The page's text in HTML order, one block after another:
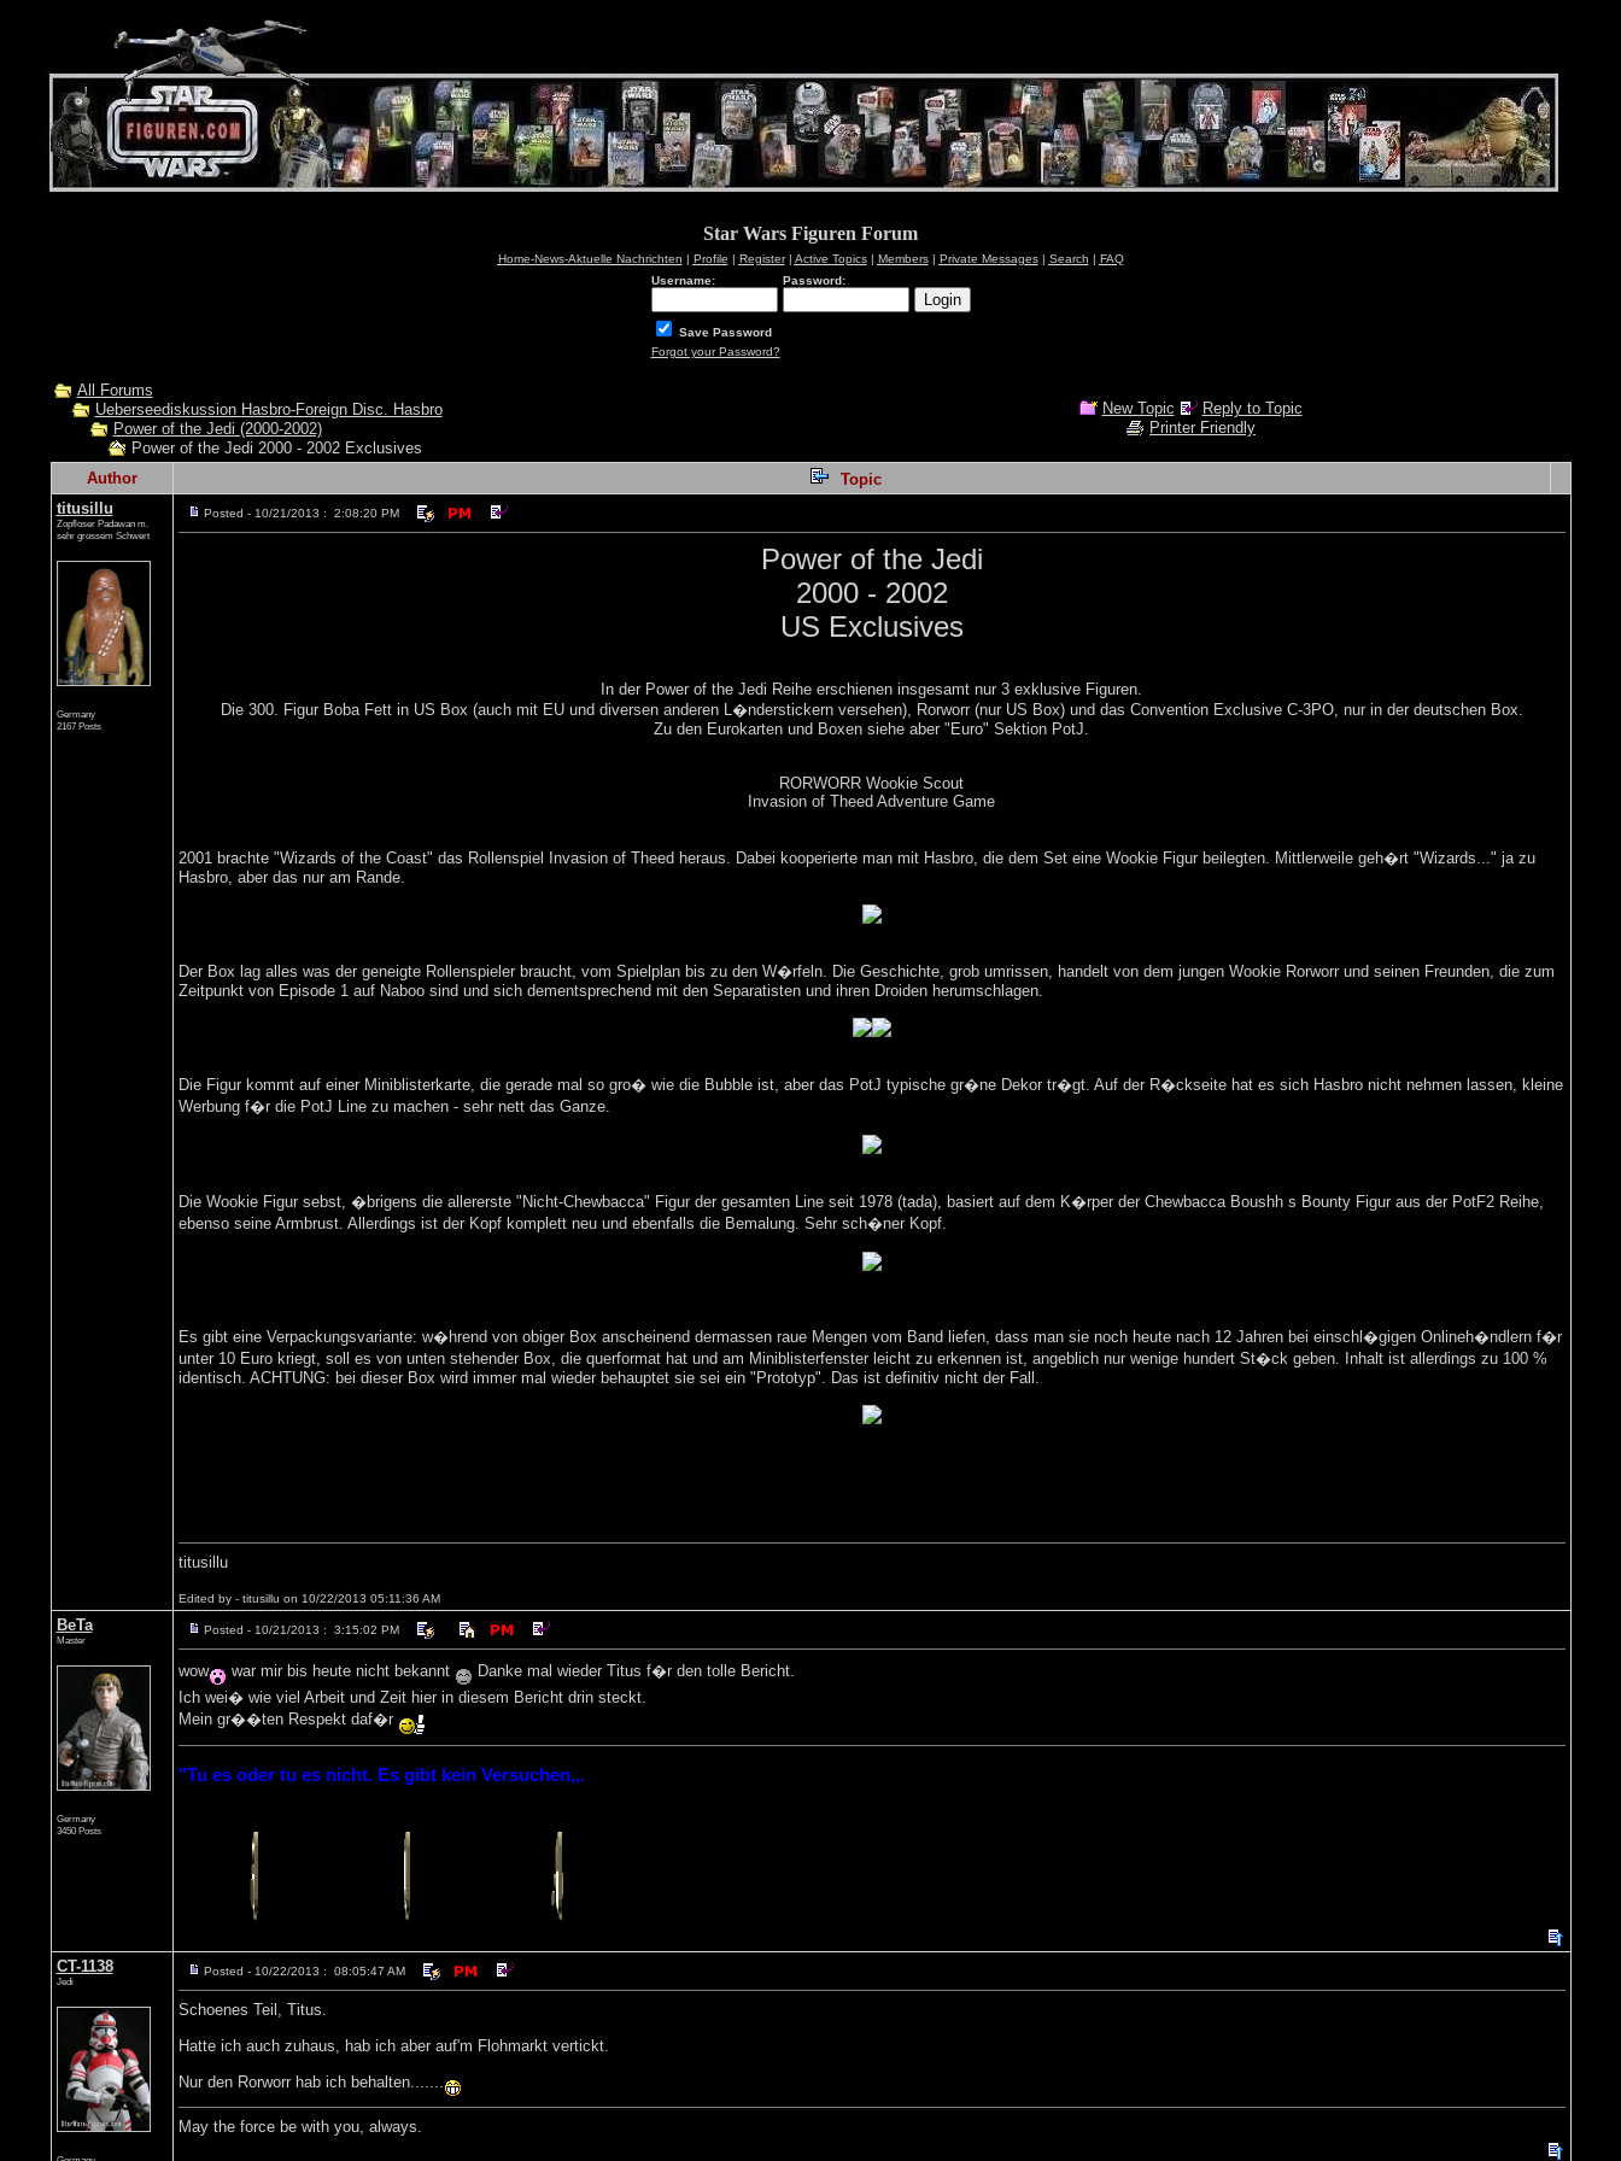
Star Wars Figuren Forum
Home-News-Aktuelle Nachrichten | Profile | Register| Active Topics| Members| Private Messages| Search | FAQ
Username:
Password:
Save Password
Forgot your Password?
All Forums
Ueberseediskussion Hasbro-Foreign Disc. Hasbro
Power of the Jedi (2000-2002)
Power of the Jedi 2000 - 2002 Exclusives
New Topic
Reply to Topic
Printer Friendly
Author
Topic
titusillu
Zopfloser Padawan m.
sehr grossem Schwert
Germany
2167 Posts
Posted - 10/21/2013 : 2:08:20 PM
Power of the Jedi
2000 - 2002
US Exclusives
In der Power of the Jedi Reihe erschienen insgesamt nur 3 exklusive Figuren.
Die 300. Figur Boba Fett in US Box (auch mit EU und diversen anderen L�nderstickern versehen), Rorworr (nur US Box) und das Convention Exclusive C-3PO, nur in der deutschen Box.
Zu den Eurokarten und Boxen siehe aber "Euro" Sektion PotJ.
RORWORR Wookie Scout
Invasion of Theed Adventure Game
2001 brachte "Wizards of the Coast" das Rollenspiel Invasion of Theed heraus. Dabei kooperierte man mit Hasbro, die dem Set eine Wookie Figur beilegten. Mittlerweile geh�rt "Wizards..." ja zu
Hasbro, aber das nur am Rande.
Der Box lag alles was der geneigte Rollenspieler braucht, vom Spielplan bis zu den W�rfeln. Die Geschichte, grob umrissen, handelt von dem jungen Wookie Rorworr und seinen Freunden, die zum
Zeitpunkt von Episode 1 auf Naboo sind und sich dementsprechend mit den Separatisten und ihren Droiden herumschlagen.
Die Figur kommt auf einer Miniblisterkarte, die gerade mal so gro� wie die Bubble ist, aber das PotJ typische gr�ne Dekor tr�gt. Auf der R�ckseite hat es sich Hasbro nicht nehmen lassen, kleine
Werbung f�r die PotJ Line zu machen - sehr nett das Ganze.
Die Wookie Figur sebst, �brigens die allererste "Nicht-Chewbacca" Figur der gesamten Line seit 1978 (tada), basiert auf dem K�rper der Chewbacca Boushh s Bounty Figur aus der PotF2 Reihe,
ebenso seine Armbrust. Allerdings ist der Kopf komplett neu und ebenfalls die Bemalung. Sehr sch�ner Kopf.
Es gibt eine Verpackungsvariante: w�hrend von obiger Box anscheinend dermassen raue Mengen vom Band liefen, dass man sie noch heute nach 12 Jahren bei einschl�gigen Onlineh�ndlern f�r
unter 10 Euro kriegt, soll es von unten stehender Box, die querformat hat und am Miniblisterfenster leicht zu erkennen ist, angeblich nur wenige hundert St�ck geben. Inhalt ist allerdings zu 100 %
identisch. ACHTUNG: bei dieser Box wird immer mal wieder behauptet sie sei ein "Prototyp". Das ist definitiv nicht der Fall.
titusillu
Edited by - titusillu on 10/22/2013 05:11:36 AM
BeTa
Master
Germany
3450 Posts
Posted - 10/21/2013 : 3:15:02 PM
wow war mir bis heute nicht bekannt
Danke mal wieder Titus f�r den tolle Bericht.
Ich wei� wie viel Arbeit und Zeit hier in diesem Bericht drin steckt.
Mein gr��ten Respekt daf�r
"Tu es oder tu es nicht. Es gibt kein Versuchen,,.
CT-1138
Jedi
Posted - 10/22/2013 : 08:05:47 AM
Schoenes Teil, Titus.
Hatte ich auch zuhaus, hab ich aber auf'm Flohmarkt vertickt.
Nur den Rorworr hab ich behalten.......
May the force be with you, always.